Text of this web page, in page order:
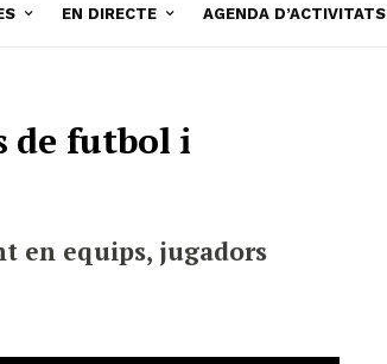
EN DIRECTE AGENDA D’ACTIVITATS
de futbol i
en equips, jugadors